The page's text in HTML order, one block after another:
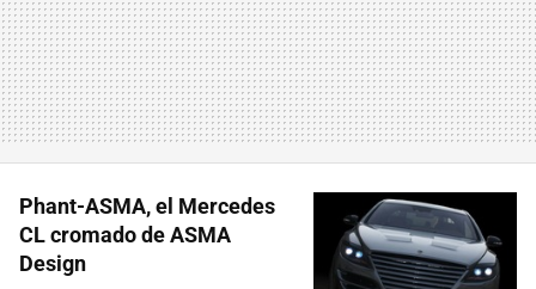
Phant-ASMA, el Mercedes
CL cromado de ASMA
Design